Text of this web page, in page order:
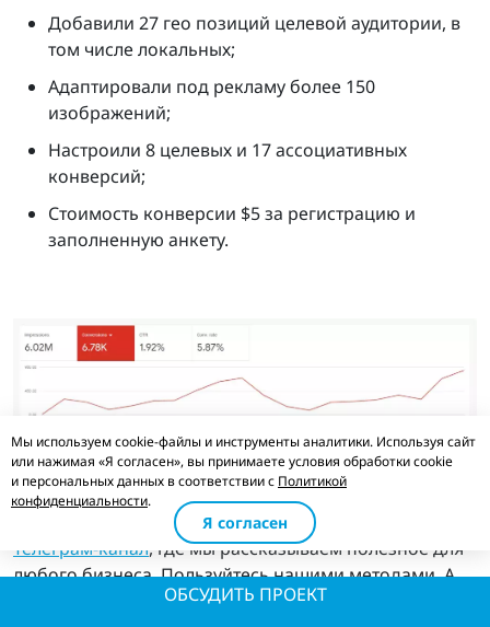
Добавили 27 гео позиций целевой аудитории, в
том числе локальных;
Адаптировали под рекламу более 150
изображений;
Настроили 8 целевых и 17 ассоциативных
конверсий;
Стоимость конверсии $5 за регистрацию и
заполненную анкету.
Спасибо всем, кто дочитал до конца:) Дальше будет
больше кейсов по продвижению, рекламе,
разработке сайтов и т.д. Подписывайтесь на наш
Телеграм-канал, где мы рассказываем полезное для
любого бизнеса. Пользуйтесь нашими методами. А
если есть вопросы, пишите комментарии.
ОБСУДИТЬ ПРОЕКТ
Мы используем cookie-файлы и инструменты аналитики. Используя сайт
или нажимая «Я согласен», вы принимаете условия обработки cookie
и персональных данных в соответствии с Политикой
конфиденциальности.
Я согласен